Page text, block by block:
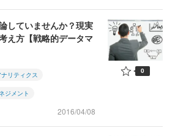
していませんか？現実
え方【戦略的データマ
ナリティクス
ジメント
2016/04/08
0